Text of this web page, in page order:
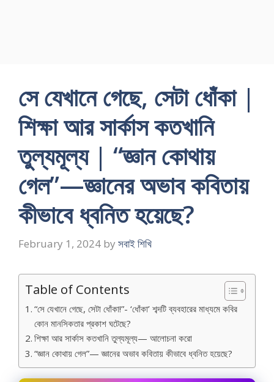
সে যেখানে গেছে, সেটা ধোঁকা |
শিক্ষা আর সার্কাস কতখানি
তুল্যমূল্য | “জ্ঞান কোথায়
গেল”—জ্ঞানের অভাব কবিতায়
কীভাবে ধ্বনিত হয়েছে?
February 1, 2024 by সবাই শিখি
Table of Contents
“সে যেখানে গেছে, সেটা ধোঁকা!”- ‘ধোঁকা’ শব্দটি ব্যবহারের মাধ্যমে কবির
কোন মানসিকতার প্রকাশ ঘটেছে?
শিক্ষা আর সার্কাস কতখানি তুল্যমূল্য— আলােচনা করাে
“জ্ঞান কোথায় গেল”— জ্ঞানের অভাব কবিতায় কীভাবে ধ্বনিত হয়েছে?